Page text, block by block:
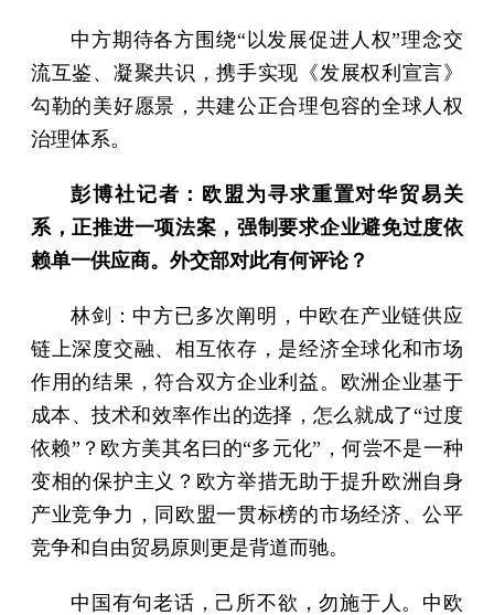
中方期待各方围绕“以发展促进人权”理念交
流互鉴、凝聚共识，携手实现《发展权利宣言》
勾勒的美好愿景，共建公正合理包容的全球人权
治理体系。
彭博社记者：欧盟为寻求重置对华贸易关
系，正推进一项法案，强制要求企业避免过度依
赖单一供应商。外交部对此有何评论？
林剑：中方已多次阐明，中欧在产业链供应
链上深度交融、相互依存，是经济全球化和市场
作用的结果，符合双方企业利益。欧洲企业基于
成本、技术和效率作出的选择，怎么就成了“过度
依赖”？欧方美其名曰的“多元化”，何尝不是一种
变相的保护主义？欧方举措无助于提升欧洲自身
产业竞争力，同欧盟一贯标榜的市场经济、公平
竞争和自由贸易原则更是背道而驰。
中国有句老话，己所不欲，勿施于人。中欧